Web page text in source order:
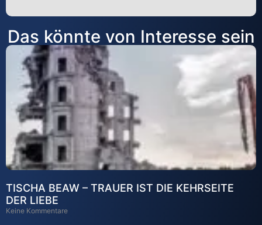
Alternative:
Das könnte von Interesse sein
TISCHA BEAW – TRAUER IST DIE KEHRSEITE
DER LIEBE
Keine Kommentare